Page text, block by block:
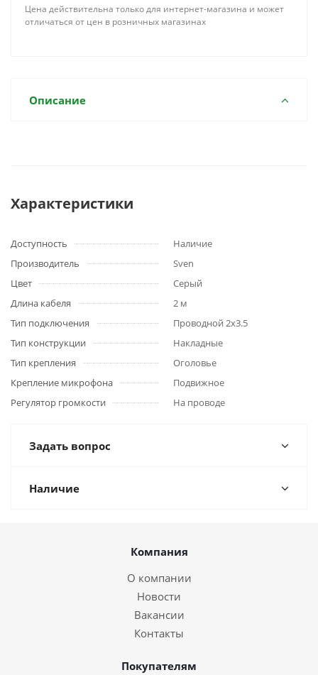
Цена действительна только для интернет-магазина и может
отличаться от цен в розничных магазинах
Описание
Характеристики
Доступность
Наличие
Производитель
Sven
Цвет
Серый
Длина кабеля
2 м
Тип подключения
Проводной 2х3.5
Тип конструкции
Накладные
Тип крепления
Оголовье
Крепление микрофона
Подвижное
Регулятор громкости
На проводе
Задать вопрос
Наличие
Компания
О компании
Новости
Вакансии
Контакты
Покупателям